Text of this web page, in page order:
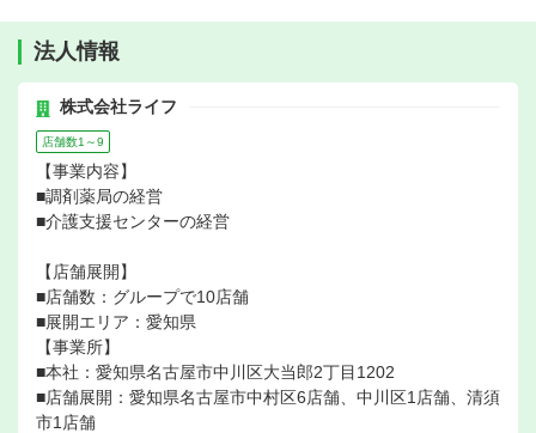
法人情報
株式会社ライフ
店舗数1～9
【事業内容】
■調剤薬局の経営
■介護支援センターの経営
【店舗展開】
■店舗数：グループで10店舗
■展開エリア：愛知県
【事業所】
■本社：愛知県名古屋市中川区大当郎2丁目1202
■店舗展開：愛知県名古屋市中村区6店舗、中川区1店舗、清須
市1店舗